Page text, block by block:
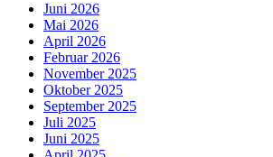
Juni 2026
Mai 2026
April 2026
Februar 2026
November 2025
Oktober 2025
September 2025
Juli 2025
Juni 2025